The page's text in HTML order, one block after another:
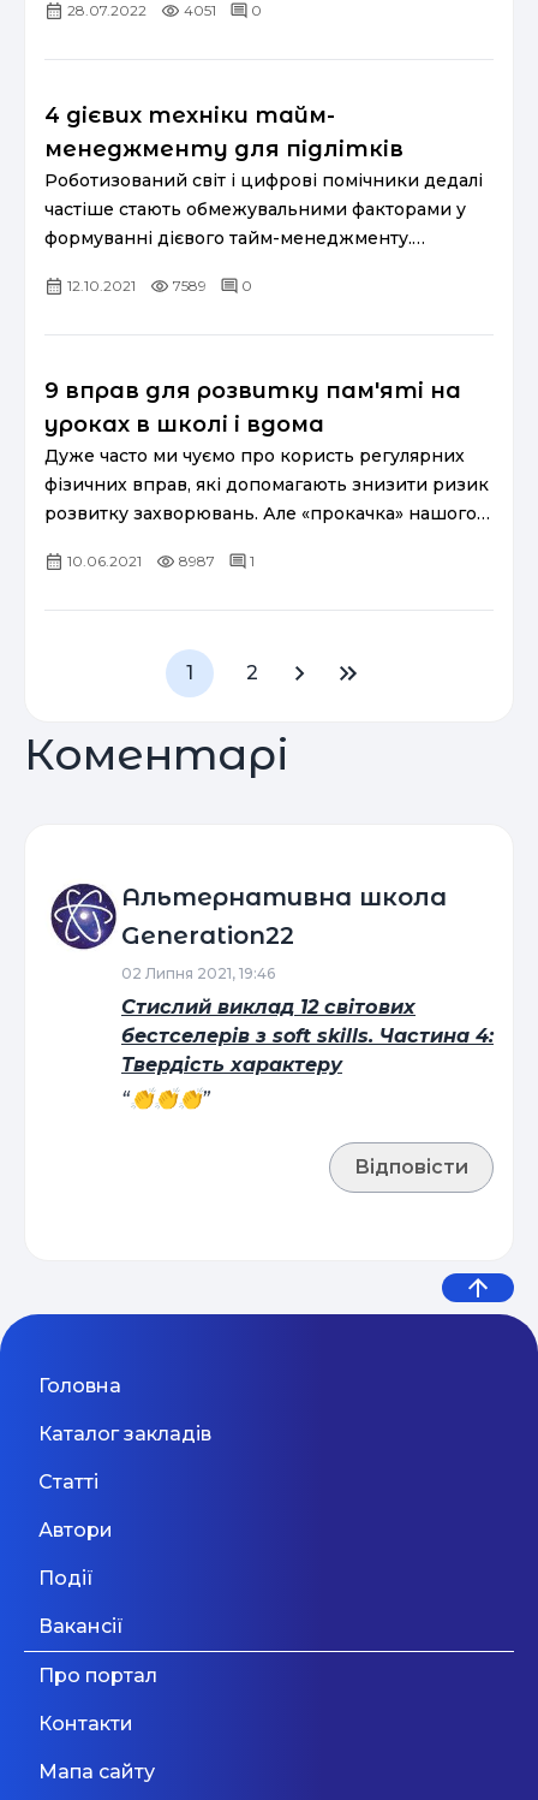
Валерія створювала ба...
28.07.2022 4051 0
4 дієвих техніки тайм-
менеджменту для підлітків
Роботизований світ і цифрові помічники дедалі
частіше стають обмежувальними факторами у
формуванні дієвого тайм-менеджменту.
потужною трансформац...
12.10.2021 7589 0
9 вправ для розвитку пам'яті на
уроках в школі і вдома
Дуже часто ми чуємо про користь регулярних
фізичних вправ, які допомагають знизити ризик
розвитку захворювань. Але «прокачка» нашого
покращують...
10.06.2021 8987 1
1 2
Коментарі
Альтернативна школа
Generation22
02 Липня 2021, 19:46
Стислий виклад 12 світових
бестселерів з soft skills. Частина 4:
Твердість характеру
“👏👏👏”
Відповісти
Головна
Каталог закладів
Статті
Автори
Події
Вакансії
Про портал
Контакти
Мапа сайту